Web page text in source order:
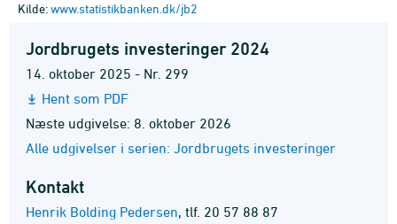
Kilde:www.statistikbanken.dk/jb2
Jordbrugets investeringer 2024
14. oktober 2025 - Nr. 299
Hent som PDF
Næste udgivelse: 8. oktober 2026
Alle udgivelser i serien: Jordbrugets investeringer
Kontakt
Henrik Bolding Pedersen, tlf. 20 57 88 87